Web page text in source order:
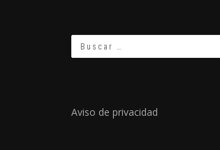
Aviso de privacidad